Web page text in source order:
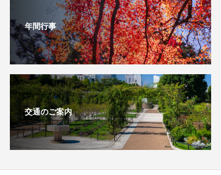
年間行事
交通のご案内